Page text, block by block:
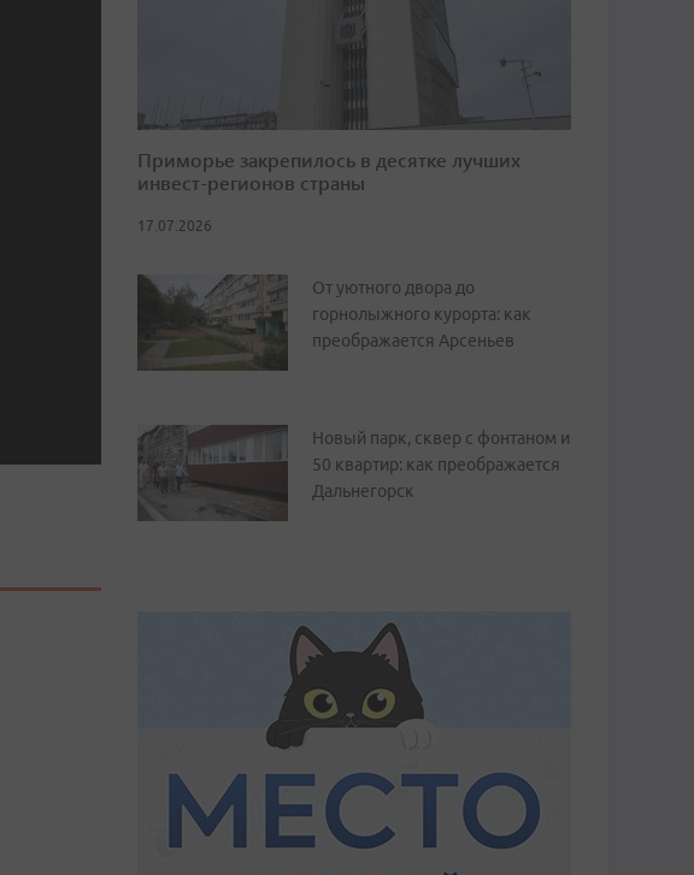
Приморье закрепилось в десятке лучших
инвест-регионов страны
17.07.2026
От уютного двора до
горнолыжного курорта: как
преображается Арсеньев
Новый парк, сквер с фонтаном и
50 квартир: как преображается
Дальнегорск